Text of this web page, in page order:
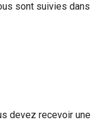
sont suivies dans
devez recevoir une